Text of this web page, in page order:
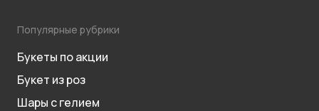
Популярные рубрики
Букеты по акции
Букет из роз
Шары с гелием